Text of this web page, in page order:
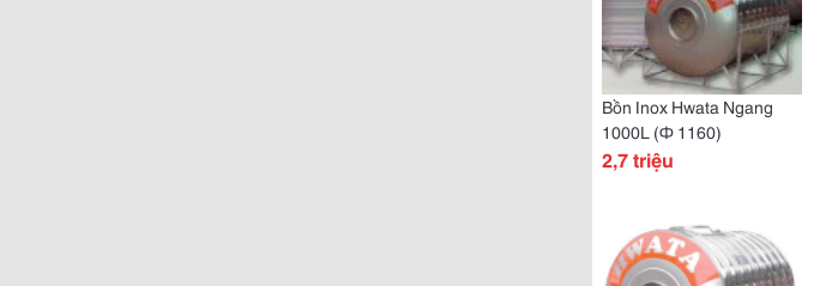
Bồn Inox Hwata Ngang
1000L (Ф 1160)
2,7 triệu